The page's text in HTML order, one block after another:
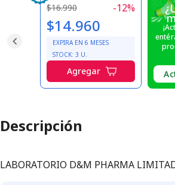
$16.990 -12%
$14.960
EXPIRA EN 6 MESES
STOCK: 3 U.
Agregar
Descripción
LABORATORIO D&M PHARMA